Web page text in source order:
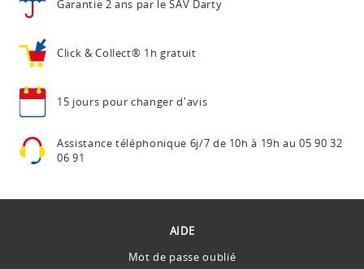
Garantie 2 ans par le SAV Darty
Click & Collect® 1h gratuit
15 jours pour changer d'avis
Assistance téléphonique 6j/7 de 10h à 19h au 05 90 32
06 91
AIDE
Mot de passe oublié